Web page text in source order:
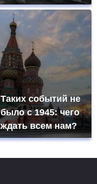
Таких событий не
было с 1945: чего
ждать всем нам?